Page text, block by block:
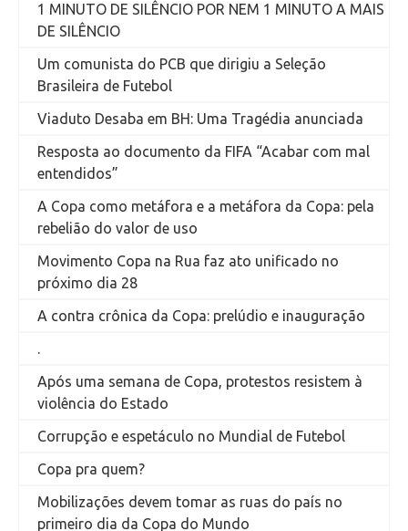
1 MINUTO DE SILÊNCIO POR NEM 1 MINUTO A MAIS
DE SILÊNCIO
Um comunista do PCB que dirigiu a Seleção
Brasileira de Futebol
Viaduto Desaba em BH: Uma Tragédia anunciada
Resposta ao documento da FIFA “Acabar com mal
entendidos”
A Copa como metáfora e a metáfora da Copa: pela
rebelião do valor de uso
Movimento Copa na Rua faz ato unificado no
próximo dia 28
A contra crônica da Copa: prelúdio e inauguração
.
Após uma semana de Copa, protestos resistem à
violência do Estado
Corrupção e espetáculo no Mundial de Futebol
Copa pra quem?
Mobilizações devem tomar as ruas do país no
primeiro dia da Copa do Mundo